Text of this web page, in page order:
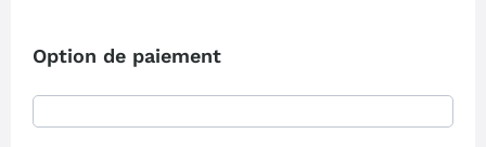
Option de paiement